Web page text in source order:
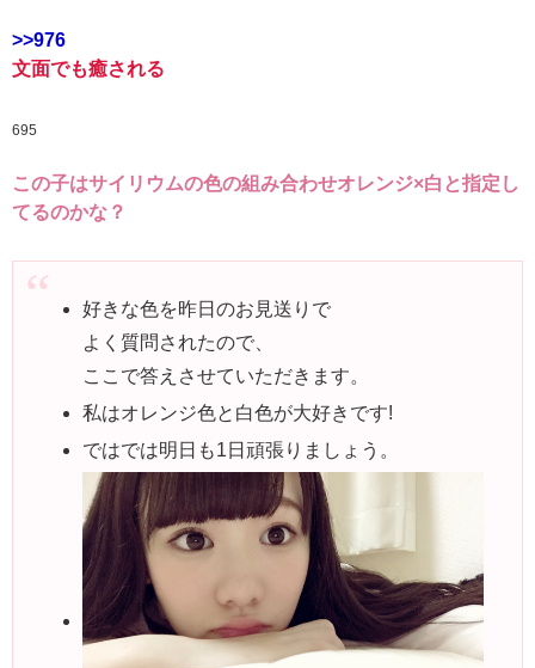
>>976
文面でも癒される
695
この子はサイリウムの色の組み合わせオレンジ×白と指定し
てるのかな？
好きな色を昨日のお見送りで
よく質問されたので、
ここで答えさせていただきます。
私はオレンジ色と白色が大好きです!
ではでは明日も1日頑張りましょう。